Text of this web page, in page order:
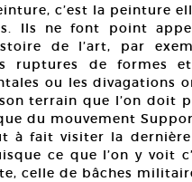
c’est la peinture
Ils ne font point
de l’art, par
ruptures de formes
ou les divagations
terrain que l’on doit
du mouvement
à fait visiter la
ce que l’on y voit
celle de bâches